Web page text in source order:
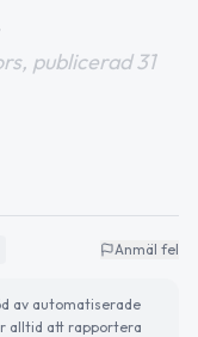
publicerad 31
Anmäl fel
av automatiserade
alltid att rapportera